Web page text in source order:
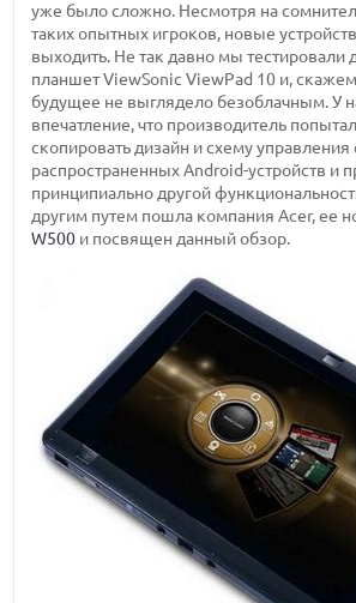
уже было сложно. Несмотря на
таких опытных игроков, новые
выходить. Не так давно мы
планшет ViewSonic ViewPad 10 и, скажем
будущее не выглядело безоблачным. У
впечатление, что производитель
скопировать дизайн и схему управления
распространенных Android-устройств и
принципиально другой
другим путем пошла компания Acer, ее
W500 и посвящен данный обзор.